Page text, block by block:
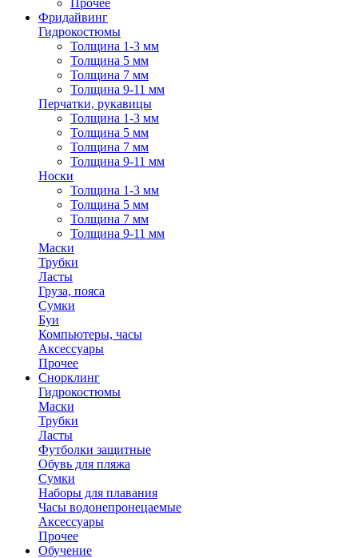
Прочее
Фридайвинг
Гидрокостюмы
Толщина 1-3 мм
Толщина 5 мм
Толщина 7 мм
Толщина 9-11 мм
Перчатки, рукавицы
Толщина 1-3 мм
Толщина 5 мм
Толщина 7 мм
Толщина 9-11 мм
Носки
Толщина 1-3 мм
Толщина 5 мм
Толщина 7 мм
Толщина 9-11 мм
Маски
Трубки
Ласты
Груза, пояса
Сумки
Буи
Компьютеры, часы
Аксессуары
Прочее
Снорклинг
Гидрокостюмы
Маски
Трубки
Ласты
Футболки защитные
Обувь для пляжа
Сумки
Наборы для плавания
Часы водонепронецаемые
Аксессуары
Прочее
Обучение